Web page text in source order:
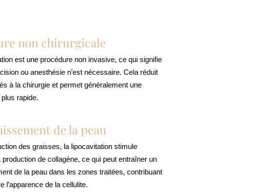
non chirurgicale
est une procédure non invasive, ce qui signifie
ou anesthésie n’est nécessaire. Cela réduit
à la chirurgie et permet généralement une
rapide.
de la peau
des graisses, la lipocavitation stimule
production de collagène, ce qui peut entraîner un
de la peau dans les zones traitées, contribuant
l’apparence de la cellulite.